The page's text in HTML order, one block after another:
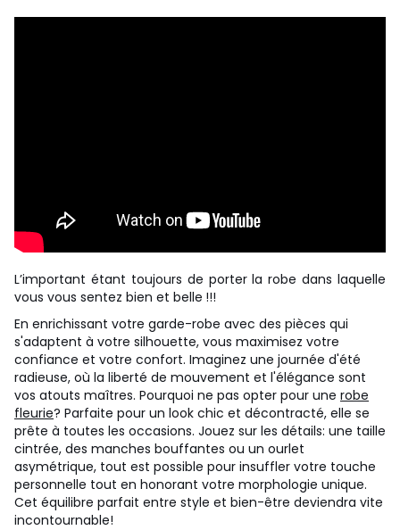
L’important étant toujours de porter la robe dans laquelle
vous vous sentez bien et belle !!!
En enrichissant votre garde-robe avec des pièces qui
s'adaptent à votre silhouette, vous maximisez votre
confiance et votre confort. Imaginez une journée d'été
radieuse, où la liberté de mouvement et l'élégance sont
vos atouts maîtres. Pourquoi ne pas opter pour une robe
fleurie? Parfaite pour un look chic et décontracté, elle se
prête à toutes les occasions. Jouez sur les détails: une taille
cintrée, des manches bouffantes ou un ourlet
asymétrique, tout est possible pour insuffler votre touche
personnelle tout en honorant votre morphologie unique.
Cet équilibre parfait entre style et bien-être deviendra vite
incontournable!